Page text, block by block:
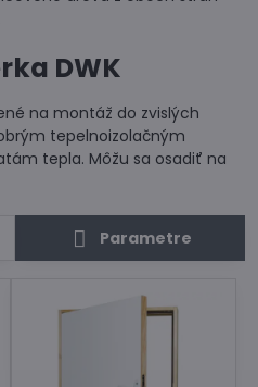
DWK
na montáž do zvislých
tepelnoizolačným
tepla. Môžu sa osadiť na
Parametre